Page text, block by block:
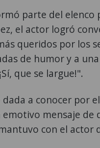
parte del elenco
el actor logró
queridos por los
de humor y a
que se largue!".
a conocer por
mensaje de
con el actor